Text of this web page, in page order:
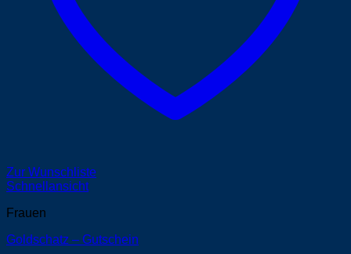
Zur Wunschliste
Schnellansicht
Frauen
Goldschatz – Gutschein